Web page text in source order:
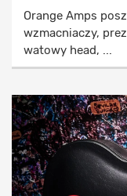
Orange Amps
wzmacniaczy,
watowy head, ...